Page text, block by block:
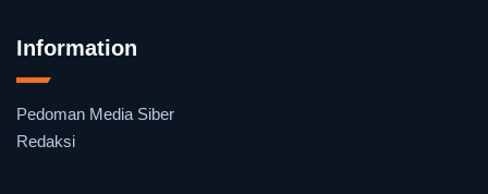
Information
Pedoman Media Siber
Redaksi